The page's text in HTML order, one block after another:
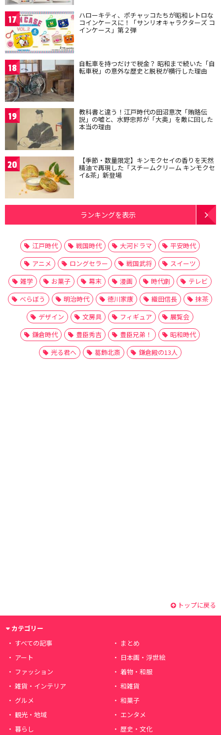
17 ハローキティ、ポチャッコたちが昭和レトロな
コインケースに！「サンリオキャラクターズ コ
インケース」第２弾
18 自転車を持つだけで税金？ 昭和まで続いた「自
転車税」の意外な歴史と脱税が横行した理由
19 教科書と違う！江戸時代の田沼意次「賄賂伝
説」の嘘と、水野忠邦が「大奥」を敵に回した
本当の理由
20 【季節・数量限定】キンモクセイの香りを天然
精油で再現した「スチームクリーム キンモクセ
イ&茶」新登場
ランキングを表示
江戸時代 戦国時代 大河ドラマ
平安時代
アニメ
ロングセラー 戦国武将
スイーツ
雑学
お菓子 幕末 漫画 時代劇
テレビ
べらぼう
明治時代 徳川家康 織田信長
抹茶
デザイン
文房具 フィギュア
展覧会
鎌倉時代
豊臣秀吉 豊臣兄弟！
昭和時代
光る君へ
葛飾北斎 鎌倉殿の13人
トップに戻る
カテゴリー
すべての記事
まとめ
アート
日本画・浮世絵
ファッション
着物・和服
雑貨・インテリア
和雑貨
グルメ
和菓子
観光・地域
エンタメ
暮らし
歴史・文化